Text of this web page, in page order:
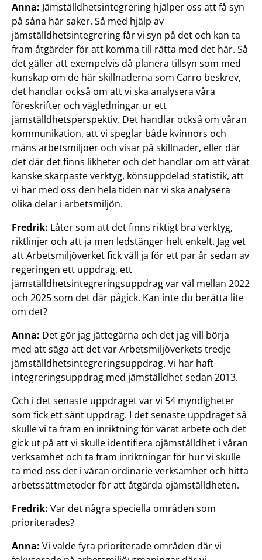
Anna: Jämställdhetsintegrering hjälper oss att få syn
på såna här saker. Så med hjälp av
jämställdhetsintegrering får vi syn på det och kan ta
fram åtgärder för att komma till rätta med det här. Så
det gäller att exempelvis då planera tillsyn som med
kunskap om de här skillnaderna som Carro beskrev,
det handlar också om att vi ska analysera våra
föreskrifter och vägledningar ur ett
jämställdhetsperspektiv. Det handlar också om våran
kommunikation, att vi speglar både kvinnors och
mäns arbetsmiljöer och visar på skillnader, eller där
det där det finns likheter och det handlar om att vårat
kanske skarpaste verktyg, könsuppdelad statistik, att
vi har med oss den hela tiden när vi ska analysera
olika delar i arbetsmiljön.
Fredrik: Låter som att det finns riktigt bra verktyg,
riktlinjer och att ja men ledstänger helt enkelt. Jag vet
att Arbetsmiljöverket fick väll ja för ett par år sedan av
regeringen ett uppdrag, ett
jämställdhetsintegreringsuppdrag var väl mellan 2022
och 2025 som det där pågick. Kan inte du berätta lite
om det?
Anna: Det gör jag jättegärna och det jag vill börja
med att säga att det var Arbetsmiljöverkets tredje
jämställdhetsintegreringsuppdrag. Vi har haft
integreringsuppdrag med jämställdhet sedan 2013.
Och i det senaste uppdraget var vi 54 myndigheter
som fick ett sånt uppdrag. I det senaste uppdraget så
skulle vi ta fram en inriktning för vårat arbete och det
gick ut på att vi skulle identifiera ojämställdhet i våran
verksamhet och ta fram inriktningar för hur vi skulle
ta med oss det i våran ordinarie verksamhet och hitta
arbetssättmetoder för att åtgärda ojämställdheten.
Fredrik: Var det några speciella områden som
prioriterades?
Anna: Vi valde fyra prioriterade områden där vi